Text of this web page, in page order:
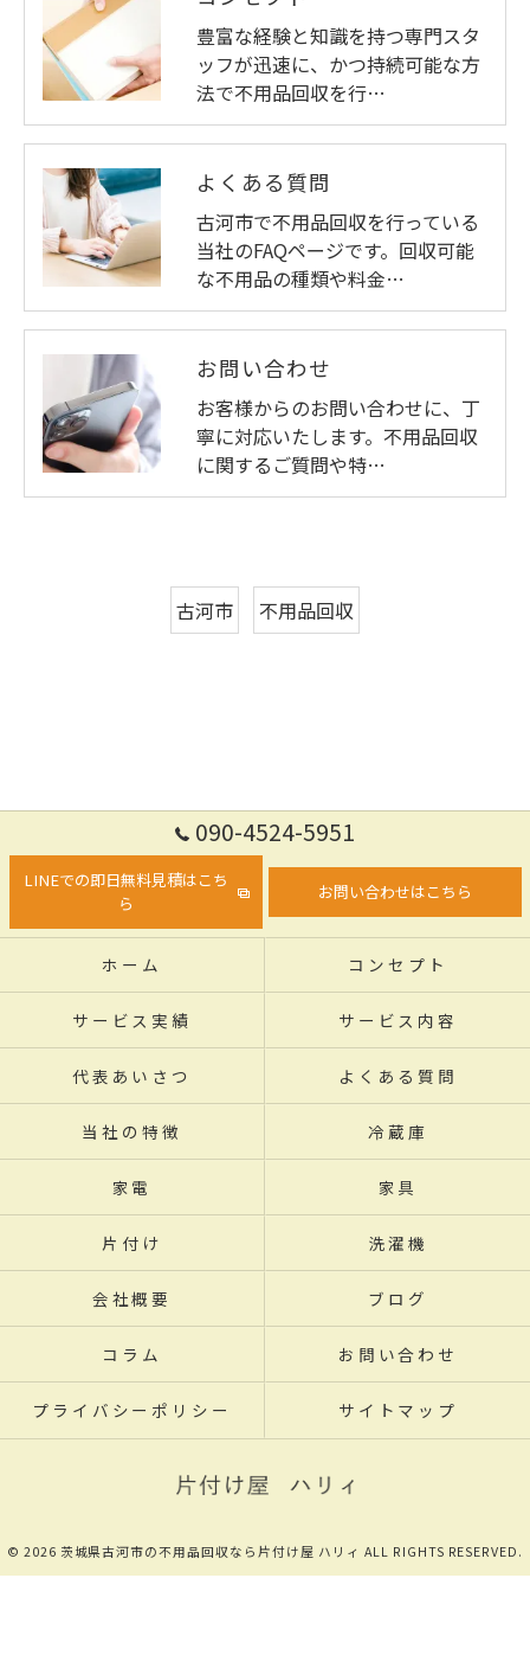
豊富な経験と知識を持つ専門スタ
ッフが迅速に、かつ持続可能な方
法で不用品回収を行…
よくある質問
古河市で不用品回収を行っている
当社のFAQページです。回収可能
な不用品の種類や料金…
お問い合わせ
お客様からのお問い合わせに、丁
寧に対応いたします。不用品回収
に関するご質問や特…
古河市 不用品回収
090-4524-5951
LINEでの即日無料見積はこち
ら
お問い合わせはこちら
ホーム コンセプト
サービス実績 サービス内容
代表あいさつ よくある質問
当社の特徴 冷蔵庫
家電 家具
片付け 洗濯機
会社概要 ブログ
コラム お問い合わせ
プライバシーポリシー サイトマップ
© 2026 茨城県古河市の不用品回収なら片付け屋 ハリィ ALL RIGHTS RESERVED.